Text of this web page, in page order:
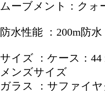
ムーブメント：クォ
防水性能 ：200m防水
サイズ ：ケース：
メンズサイズ
ガラス ：サファイ